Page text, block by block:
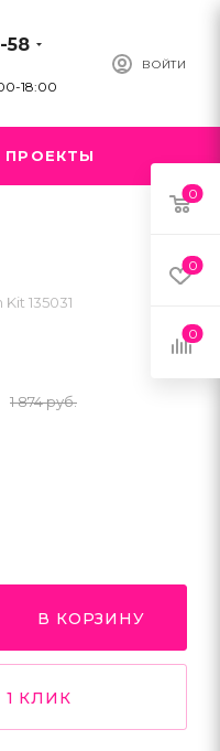
ВОЙТИ
58
18:00
ПРОЕКТЫ
135031
1 874 руб.
В КОРЗИНУ
1 КЛИК
0
0
0